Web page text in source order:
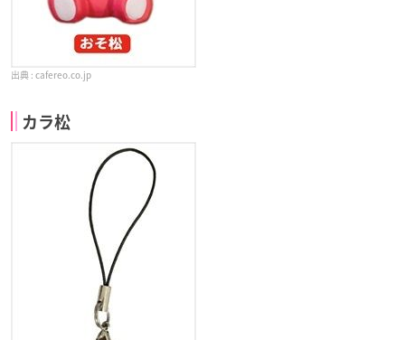
cafereo.co.jp
カラ松